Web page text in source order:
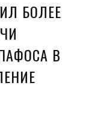
БОЛЕЕ
В